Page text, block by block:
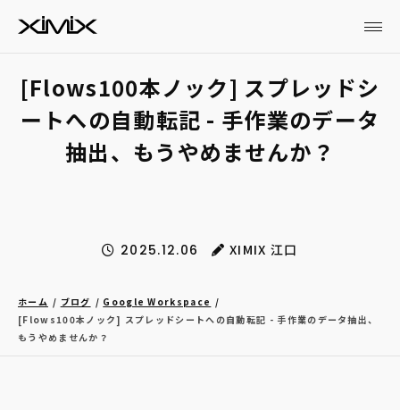
[Flows100本ノック] スプレッドシ
ートへの自動転記 - 手作業のデータ
抽出、もうやめませんか？
2025.12.06 XIMIX 江口
ホーム ブログ
Google Workspace
[Flows100本ノック] スプレッドシートへの自動転記 - 手作業のデータ抽出、
もうやめませんか？